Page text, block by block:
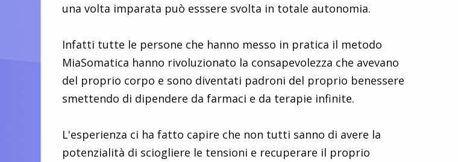
una volta imparata può esssere svolta in totale autonomia.
Infatti tutte le persone che hanno messo in pratica il metodo
MiaSomatica hanno rivoluzionato la consapevolezza che avevano
del proprio corpo e sono diventati padroni del proprio benessere
smettendo di dipendere da farmaci e da terapie infinite.
L'esperienza ci ha fatto capire che non tutti sanno di avere la
potenzialità di sciogliere le tensioni e recuperare il proprio